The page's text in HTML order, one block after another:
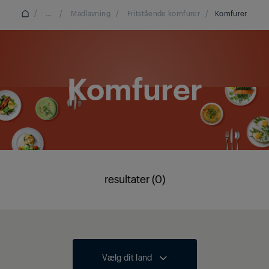
/ ... / Madlavning / Fritstående komfurer / Komfurer
Komfurer
resultater (0)
Vælg dit land